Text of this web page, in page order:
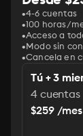
4-6 cuentas
100 horas/
Acceso a
Modo sin
Cancela en
Tú + 3
4 cuentas
$259 /mes